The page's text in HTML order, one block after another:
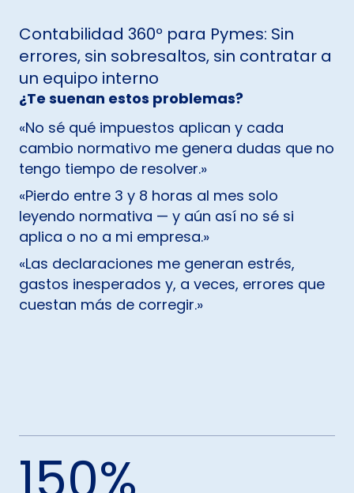
Contabilidad 360º para Pymes: Sin
errores, sin sobresaltos, sin contratar a
un equipo interno
¿Te suenan estos problemas?
«No sé qué impuestos aplican y cada
cambio normativo me genera dudas que no
tengo tiempo de resolver.»
«Pierdo entre 3 y 8 horas al mes solo
leyendo normativa — y aún así no sé si
aplica o no a mi empresa.»
«Las declaraciones me generan estrés,
gastos inesperados y, a veces, errores que
cuestan más de corregir.»